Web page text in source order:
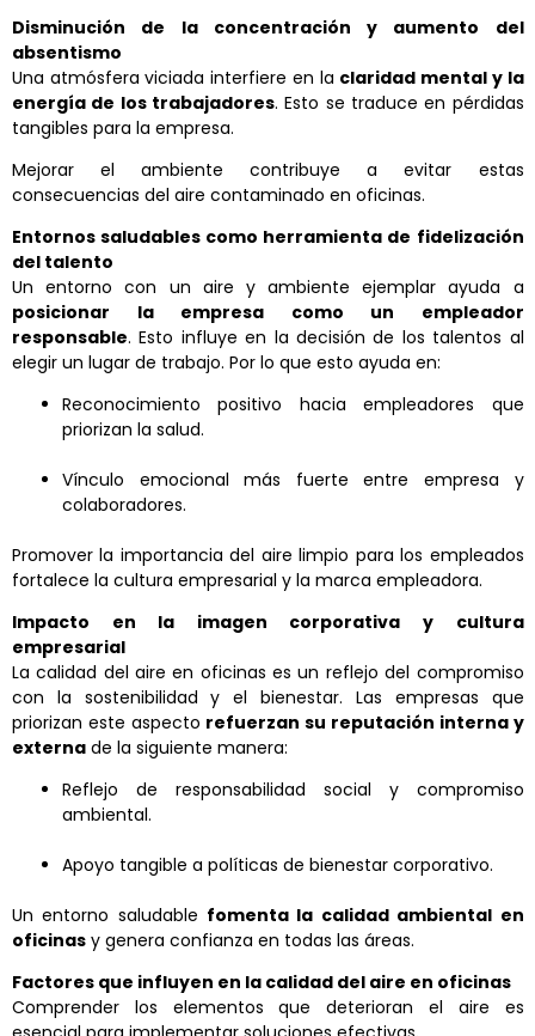
Disminución de la concentración y aumento del
absentismo
Una atmósfera viciada interfiere en la claridad mental y la
energía de los trabajadores. Esto se traduce en pérdidas
tangibles para la empresa.
Mejorar el ambiente contribuye a evitar estas
consecuencias del aire contaminado en oficinas.
Entornos saludables como herramienta de fidelización
del talento
Un entorno con un aire y ambiente ejemplar ayuda a
posicionar la empresa como un empleador
responsable. Esto influye en la decisión de los talentos al
elegir un lugar de trabajo. Por lo que esto ayuda en:
Reconocimiento positivo hacia empleadores que
priorizan la salud.
Vínculo emocional más fuerte entre empresa y
colaboradores.
Promover la importancia del aire limpio para los empleados
fortalece la cultura empresarial y la marca empleadora.
Impacto en la imagen corporativa y cultura
empresarial
La calidad del aire en oficinas es un reflejo del compromiso
con la sostenibilidad y el bienestar. Las empresas que
priorizan este aspecto refuerzan su reputación interna y
externa de la siguiente manera:
Reflejo de responsabilidad social y compromiso
ambiental.
Apoyo tangible a políticas de bienestar corporativo.
Un entorno saludable fomenta la calidad ambiental en
oficinas y genera confianza en todas las áreas.
Factores que influyen en la calidad del aire en oficinas
Comprender los elementos que deterioran el aire es